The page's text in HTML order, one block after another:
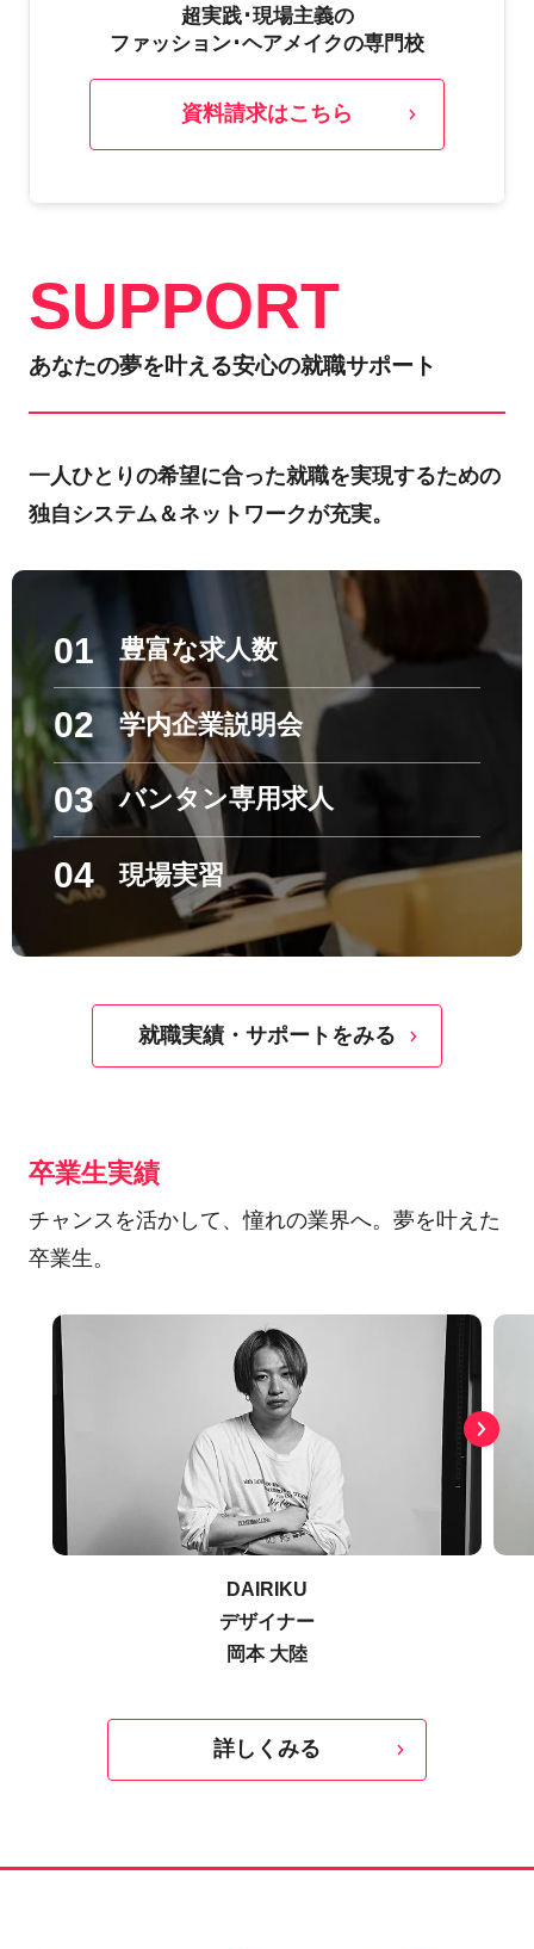
超実践･現場主義の
ファッション･ヘアメイクの専門校
資料請求はこちら
SUPPORT
あなたの夢を叶える安心の就職サポート
一人ひとりの希望に合った就職を実現するための
独自システム＆ネットワークが充実。
01 豊富な求人数
02 学内企業説明会
03 バンタン専用求人
04 現場実習
就職実績・サポートをみる
卒業生実績
チャンスを活かして、憧れの業界へ。夢を叶えた
卒業生。
DAIRIKU
デザイナー
岡本 大陸
詳しくみる